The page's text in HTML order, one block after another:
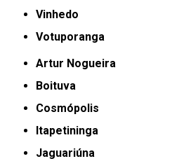
Vinhedo
Votuporanga
Artur Nogueira
Boituva
Cosmópolis
Itapetininga
Jaguariúna